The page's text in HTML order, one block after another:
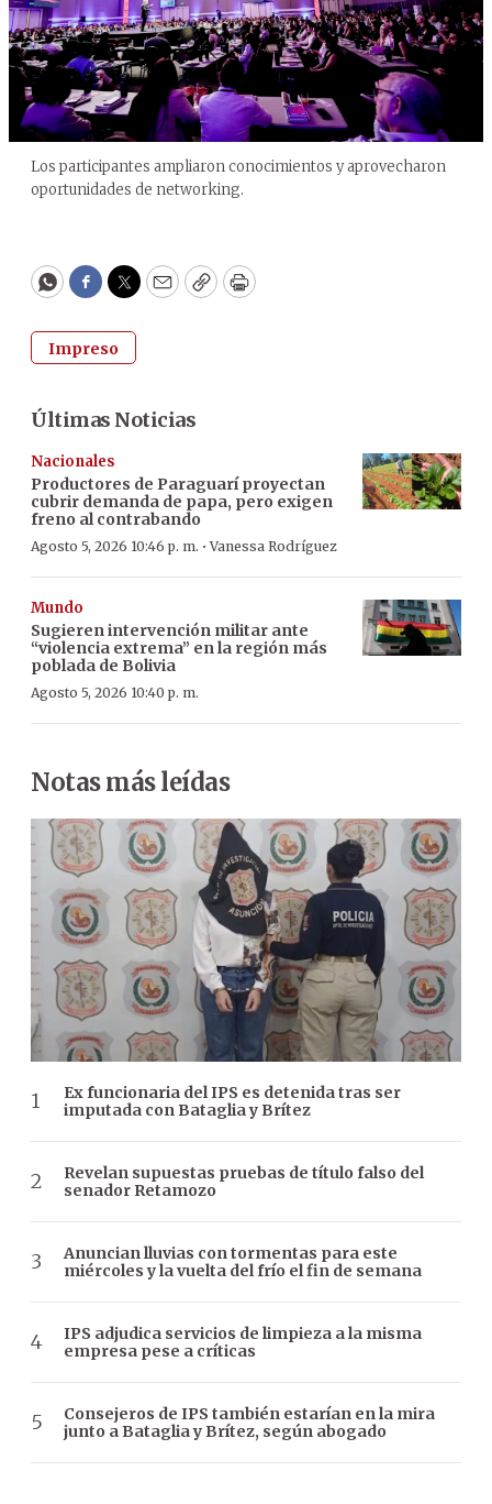
Los participantes ampliaron conocimientos y aprovecharon
oportunidades de networking.
WhatsApp
Facebook
Twitter
EmailCopyPrint
Impreso
Últimas Noticias
Nacionales
Productores de Paraguarí proyectan
cubrir demanda de papa, pero exigen
freno al contrabando
Agosto 5, 2026 10:46 p. m. ·Vanessa Rodríguez
Mundo
Sugieren intervención militar ante
“violencia extrema” en la región más
poblada de Bolivia
Agosto 5, 2026 10:40 p. m.
Notas más leídas
Ex funcionaria del IPS es detenida tras ser
imputada con Bataglia y Brítez
Revelan supuestas pruebas de título falso del
senador Retamozo
Anuncian lluvias con tormentas para este
miércoles y la vuelta del frío el fin de semana
IPS adjudica servicios de limpieza a la misma
empresa pese a críticas
Consejeros de IPS también estarían en la mira
junto a Bataglia y Brítez, según abogado